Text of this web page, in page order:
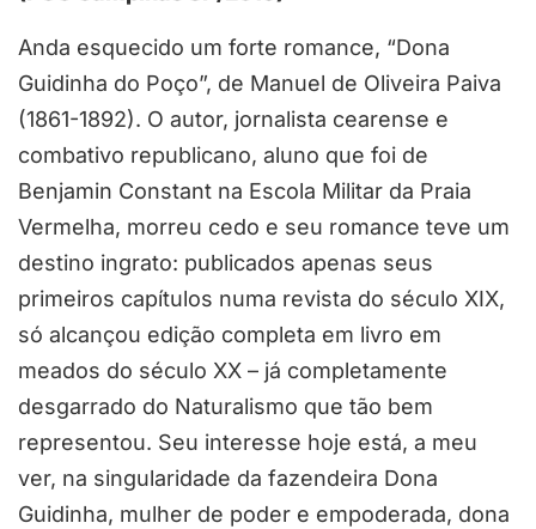
Anda esquecido um forte romance, “Dona
Guidinha do Poço”, de Manuel de Oliveira Paiva
(1861-1892). O autor, jornalista cearense e
combativo republicano, aluno que foi de
Benjamin Constant na Escola Militar da Praia
Vermelha, morreu cedo e seu romance teve um
destino ingrato: publicados apenas seus
primeiros capítulos numa revista do século XIX,
só alcançou edição completa em livro em
meados do século XX – já completamente
desgarrado do Naturalismo que tão bem
representou. Seu interesse hoje está, a meu
ver, na singularidade da fazendeira Dona
Guidinha, mulher de poder e empoderada, dona